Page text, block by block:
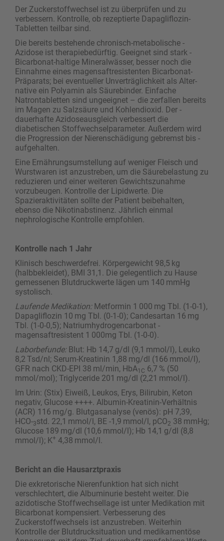
Der Zuckerstoffwechsel ist zu überprüfen und zu
verbessern. Kontrolle, ob rezeptierte Dapagliflozin-
Tabletten teilbar sind.
Die bereits bestehende chronisch-metabolische ­
Azidose ist therapiebedürftig. Geeignet sind stark ­
Bicarbonat-haltige Mineralwässer, besser noch die
Einnahme eines magensaftresistenten Bicarbonat-
Präparats; bei eventueller Unverträglichkeit als Alter­
native ein Polyamin als Säurebinder. Einfache
Natrontabletten sind ungeeignet – die zerfallen ­bereits
im Magen zu Salzsäure und Kohlendioxid. Der ­
dauerhafte Azidoseausgleich verbessert die
diabetischen Stoffwechselparameter. Außerdem wird
die Progression der Nierenschädigung gebremst bis ­
aufgehalten.
Eine Ernährungsumstellung auf weniger Fleisch und
Wurstwaren ist anzustreben, um die Säurebelastung zu
reduzieren und einer weiteren Gewichtszunahme
vorzubeugen. Kontrolle der Lipidwerte. Die
Spazieraktivitäten sollte der Patient beibehalten,
ebenso die Nikotinabstinenz. Jährlich einmal
nephrologische Kontrolle empfohlen.
Kontrolle nach 1 Jahr
Klinisch beschwerdefrei. Körpergewicht 98,5 kg
(halbbekleidet), BMI 31,1. Die gelegentlich zu Hause
gemessenen Blutdruckwerte lägen um 140 mmHg
systolisch.
Laufende Medikation: Metformin 1 000 mg Tbl. (1-0-1),
Dapagliflozin 10 mg Tbl. (0-1-0); Candesartan 16 mg
Tbl. (1-0-0,5); Natriumhydrogencarbonat ­
magensaftresistent 1 000mg Tbl. (1-0-0).
Laborbefunde:Blut: Hb 14,7 g/dl (9,1 mmol/l), Leuko
8,2 Tsd/nl; Serum-Kreatinin 1,88 mg/dl (166 mmol/l),
GFR nach CKD-EPI 38 ml/min, HbA1C 6,7 % (50
mmol/mol); Triglyceride 201 mg/dl (2,21 mmol/l).
Im Urin: (Stix) Eiweiß, Leukos, Erys, Bilirubin, Keton
negativ, Glucose ++++. Albumin-Kreatinin-Verhältnis
(ACR) 116 mg/g. Blutgasanalyse (venös): pH 7,39,
HCO-3std. 22,1 mmol/l, BE -1,9 mmol/l, pCO2 38 mmHg;
Glucose 189 mg/dl (10,6 mmol/l); Hb 14,1 g/dl (8,8
mmol/l); K+ 4,38 mmol/l.
Bericht an die Hausarztpraxis
Die exkretorische Nierenfunktion hat sich nicht
verschlechtert, die Albuminurie besteht weiter. Die
azidotische Stoffwechsellage ist unter Medikation mit
Bicarbonat kompensiert. Verbesserung des
Zuckerstoffwechsels ist anzustreben. Weiterhin
Kontrolle der Blutdrucksituation und medikamentöse